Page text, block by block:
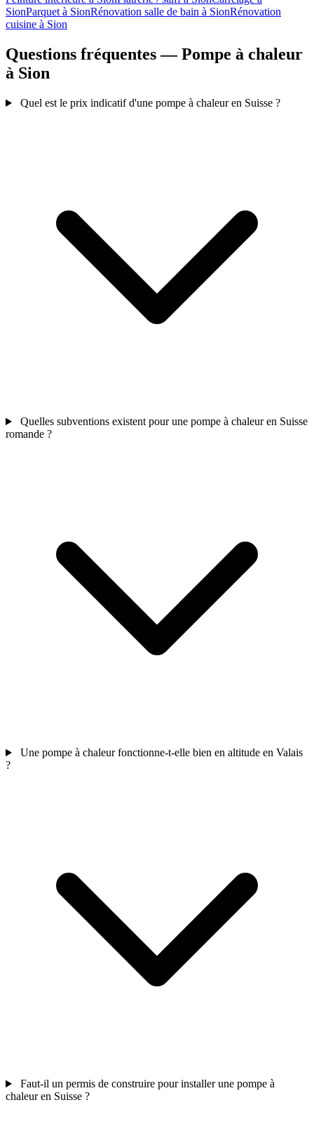
SionParquet à SionRénovation salle de bain à SionRénovation
cuisine à Sion
Questions fréquentes — Pompe à chaleur
à Sion
Quel est le prix indicatif d'une pompe à chaleur en Suisse ?
Quelles subventions existent pour une pompe à chaleur en Suisse
romande ?
Une pompe à chaleur fonctionne-t-elle bien en altitude en Valais
?
Faut-il un permis de construire pour installer une pompe à
chaleur en Suisse ?